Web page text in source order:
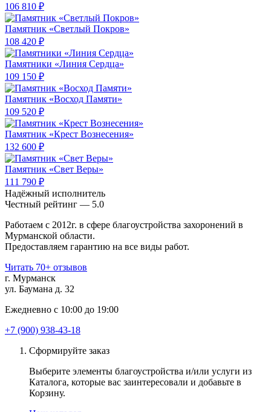
106 810 ₽
Памятник «Светлый Покров»
108 420 ₽
Памятники «Линия Сердца»
109 150 ₽
Памятник «Восход Памяти»
109 520 ₽
Памятник «Крест Вознесения»
132 600 ₽
Памятник «Свет Веры»
111 790 ₽
Надёжный исполнитель
Чеcтный рейтинг — 5.0
Работаем с 2012г. в сфере благоустройства захоронений в
Мурманской области.
Предоставляем гарантию на все виды работ.
Читать 70+ отзывов
г. Мурманск
ул. Баумана д. 32
Ежедневно с 10:00 до 19:00
+7 (900) 938-43-18
Сформируйте заказ
Выберите элементы благоустройства и/или услуги из
Каталога, которые вас заинтересовали и добавьте в
Корзину.